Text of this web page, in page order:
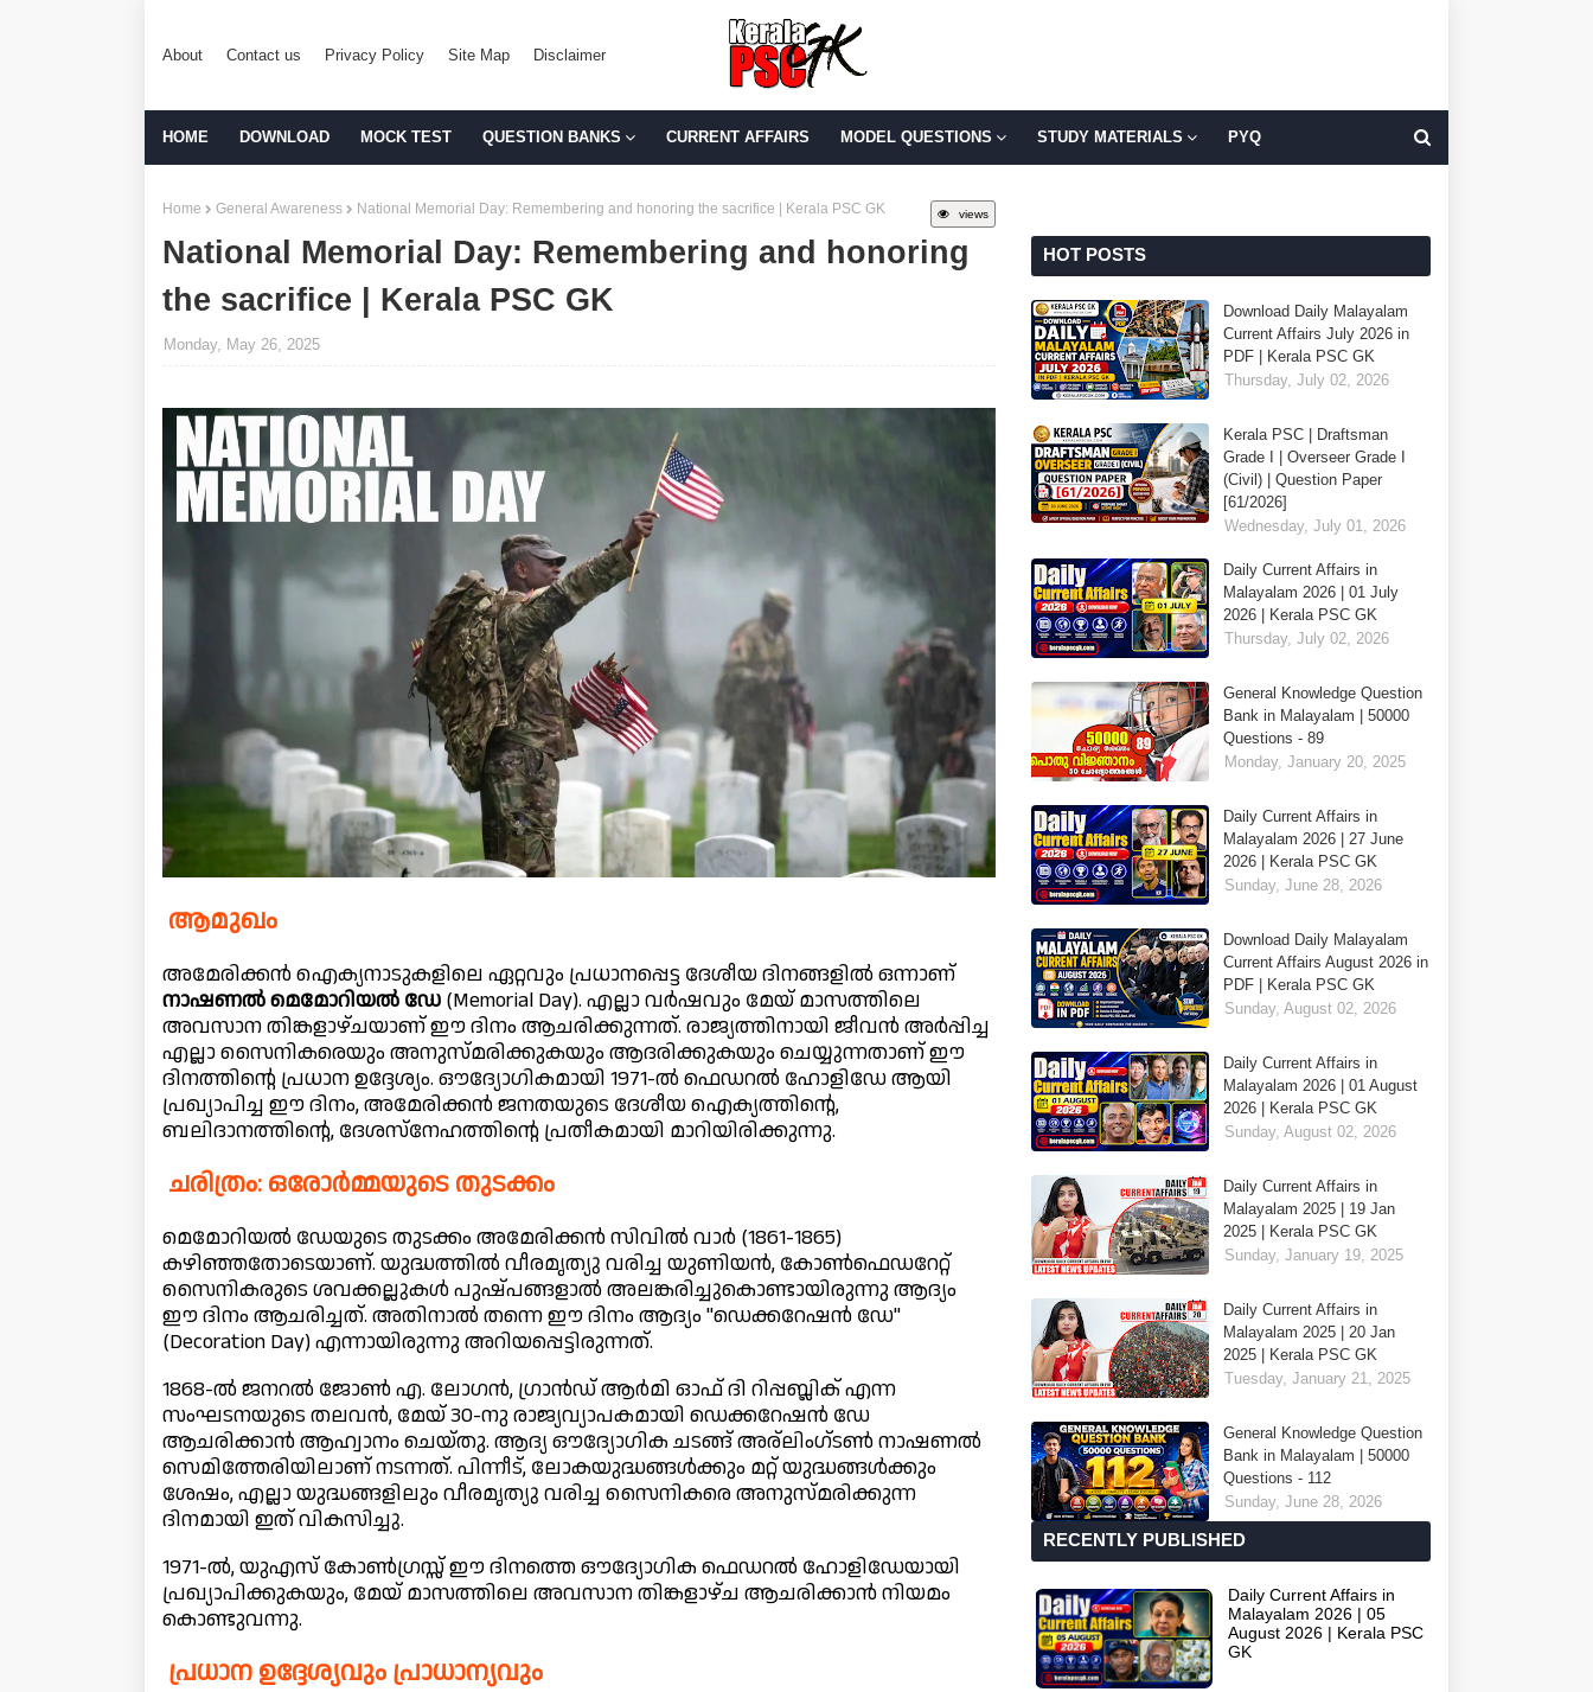
About Contact us Privacy Policy Site Map Disclaimer
HOME DOWNLOAD MOCK TEST QUESTION BANKS CURRENT AFFAIRS MODEL QUESTIONS STUDY MATERIALS PYQ
views
Home General Awareness National Memorial Day: Remembering and honoring the sacrifice | Kerala PSC GK
National Memorial Day: Remembering and honoring
the sacrifice | Kerala PSC GK
Monday, May 26, 2025
ആമുഖം
അമേരിക്കൻ ഐക്യനാടുകളിലെ ഏറ്റവും പ്രധാനപ്പെട്ട ദേശീയ ദിനങ്ങളിൽ ഒന്നാണ്
നാഷണൽ മെമോറിയൽ ഡേ (Memorial Day). എല്ലാ വർഷവും മേയ് മാസത്തിലെ
അവസാന തിങ്കളാഴ്ചയാണ് ഈ ദിനം ആചരിക്കുന്നത്. രാജ്യത്തിനായി ജീവൻ അർപ്പിച്ച
എല്ലാ സൈനികരെയും അനുസ്മരിക്കുകയും ആദരിക്കുകയും ചെയ്യുന്നതാണ് ഈ
ദിനത്തിന്റെ പ്രധാന ഉദ്ദേശ്യം. ഔദ്യോഗികമായി 1971-ൽ ഫെഡറൽ ഹോളിഡേ ആയി
പ്രഖ്യാപിച്ച ഈ ദിനം, അമേരിക്കൻ ജനതയുടെ ദേശീയ ഐക്യത്തിന്റെ,
ബലിദാനത്തിന്റെ, ദേശസ്നേഹത്തിന്റെ പ്രതീകമായി മാറിയിരിക്കുന്നു.
ചരിത്രം: ഒരോർമ്മയുടെ തുടക്കം
മെമോറിയൽ ഡേയുടെ തുടക്കം അമേരിക്കൻ സിവിൽ വാർ (1861-1865)
കഴിഞ്ഞതോടെയാണ്. യുദ്ധത്തിൽ വീരമൃത്യു വരിച്ച യുണിയൻ, കോൺഫെഡറേറ്റ്
സൈനികരുടെ ശവക്കല്ലുകൾ പുഷ്പങ്ങളാൽ അലങ്കരിച്ചുകൊണ്ടായിരുന്നു ആദ്യം
ഈ ദിനം ആചരിച്ചത്. അതിനാൽ തന്നെ ഈ ദിനം ആദ്യം "ഡെക്കറേഷൻ ഡേ"
(Decoration Day) എന്നായിരുന്നു അറിയപ്പെട്ടിരുന്നത്.
1868-ൽ ജനറൽ ജോൺ എ. ലോഗൻ, ഗ്രാൻഡ് ആർമി ഓഫ് ദി റിപ്പബ്ലിക് എന്ന
സംഘടനയുടെ തലവൻ, മേയ് 30-നു രാജ്യവ്യാപകമായി ഡെക്കറേഷൻ ഡേ
ആചരിക്കാൻ ആഹ്വാനം ചെയ്തു. ആദ്യ ഔദ്യോഗിക ചടങ്ങ് അര്ലിംഗ്ടൺ നാഷണൽ
സെമിത്തേരിയിലാണ് നടന്നത്. പിന്നീട്, ലോകയുദ്ധങ്ങൾക്കും മറ്റ് യുദ്ധങ്ങൾക്കും
ശേഷം, എല്ലാ യുദ്ധങ്ങളിലും വീരമൃത്യു വരിച്ച സൈനികരെ അനുസ്മരിക്കുന്ന
ദിനമായി ഇത് വികസിച്ചു.
1971-ൽ, യുഎസ് കോൺഗ്രസ്സ് ഈ ദിനത്തെ ഔദ്യോഗിക ഫെഡറൽ ഹോളിഡേയായി
പ്രഖ്യാപിക്കുകയും, മേയ് മാസത്തിലെ അവസാന തിങ്കളാഴ്ച ആചരിക്കാൻ നിയമം
കൊണ്ടുവന്നു.
പ്രധാന ഉദ്ദേശ്യവും പ്രാധാന്യവും
HOT POSTS
Download Daily Malayalam
Current Affairs July 2026 in
PDF | Kerala PSC GK
Thursday, July 02, 2026
Kerala PSC | Draftsman
Grade I | Overseer Grade I
(Civil) | Question Paper
[61/2026]
Wednesday, July 01, 2026
Daily Current Affairs in
Malayalam 2026 | 01 July
2026 | Kerala PSC GK
Thursday, July 02, 2026
General Knowledge Question
Bank in Malayalam | 50000
Questions - 89
Monday, January 20, 2025
Daily Current Affairs in
Malayalam 2026 | 27 June
2026 | Kerala PSC GK
Sunday, June 28, 2026
Download Daily Malayalam
Current Affairs August 2026 in
PDF | Kerala PSC GK
Sunday, August 02, 2026
Daily Current Affairs in
Malayalam 2026 | 01 August
2026 | Kerala PSC GK
Sunday, August 02, 2026
Daily Current Affairs in
Malayalam 2025 | 19 Jan
2025 | Kerala PSC GK
Sunday, January 19, 2025
Daily Current Affairs in
Malayalam 2025 | 20 Jan
2025 | Kerala PSC GK
Tuesday, January 21, 2025
General Knowledge Question
Bank in Malayalam | 50000
Questions - 112
Sunday, June 28, 2026
RECENTLY PUBLISHED
Daily Current Affairs in
Malayalam 2026 | 05
August 2026 | Kerala PSC
GK